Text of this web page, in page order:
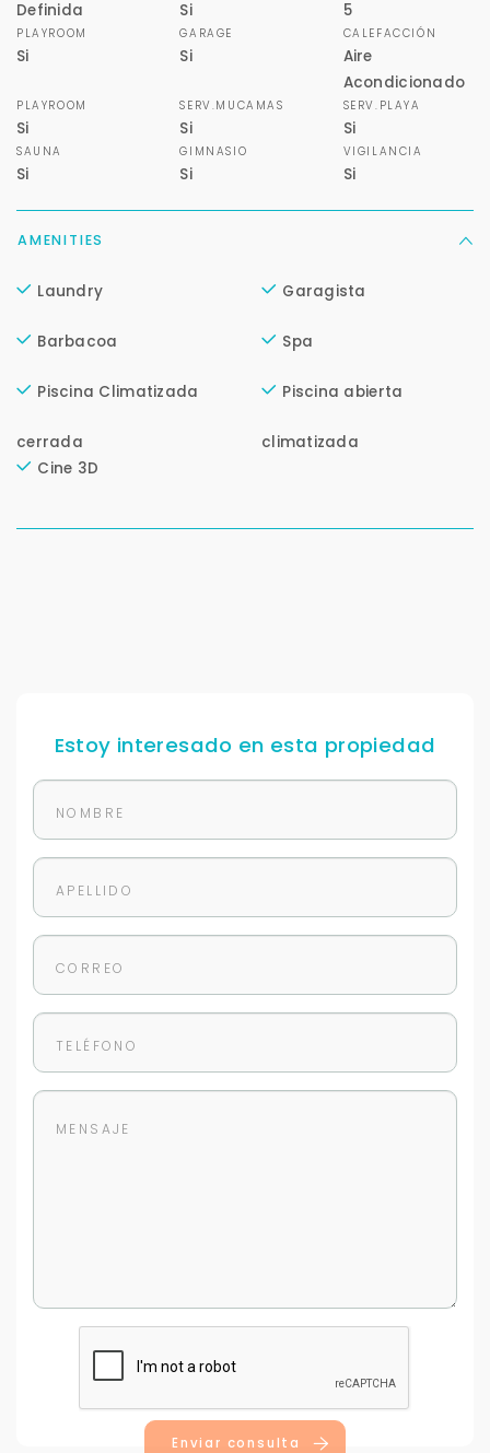
Definida Si 5
PLAYROOM
Si
GARAGE
Si
CALEFACCIÓN
Aire
Acondicionado
PLAYROOM
Si
SERV.MUCAMAS
Si
SERV.PLAYA
Si
SAUNA
Si
GIMNASIO
Si
VIGILANCIA
Si
AMENITIES
Laundry Garagista
Barbacoa Spa
Piscina Climatizada
cerrada
Piscina abierta
climatizada
Cine 3D
Estoy interesado en esta propiedad
Enviar consulta
Para responderte
mejor y más rápido
Déjanos tus datos para identificar tu consulta en el
Tu nombre *
Tu WhatsApp *